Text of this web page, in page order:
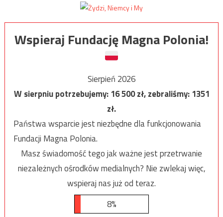
Wspieraj Fundację Magna Polonia!
Sierpień 2026
W sierpniu potrzebujemy:16 500zł, zebraliśmy:1351
zł.
Państwa wsparcie jest niezbędne dla funkcjonowania
Fundacji Magna Polonia.
Masz świadomość tego jak ważne jest przetrwanie
niezależnych ośrodków medialnych? Nie zwlekaj więc,
wspieraj nas już od teraz.
8%